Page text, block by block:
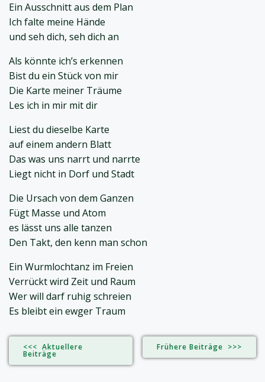
Ein Ausschnitt aus dem Plan
Ich falte meine Hände
und seh dich, seh dich an
Als könnte ich’s erkennen
Bist du ein Stück von mir
Die Karte meiner Träume
Les ich in mir mit dir
Liest du dieselbe Karte
auf einem andern Blatt
Das was uns narrt und narrte
Liegt nicht in Dorf und Stadt
Die Ursach von dem Ganzen
Fügt Masse und Atom
es lässt uns alle tanzen
Den Takt, den kenn man schon
Ein Wurmlochtanz im Freien
Verrückt wird Zeit und Raum
Wer will darf ruhig schreien
Es bleibt ein ewger Traum
<<< Aktuellere
Beiträge
Frühere Beiträge >>>